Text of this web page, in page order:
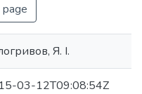
Я. І.
03-12T09:08:54Z